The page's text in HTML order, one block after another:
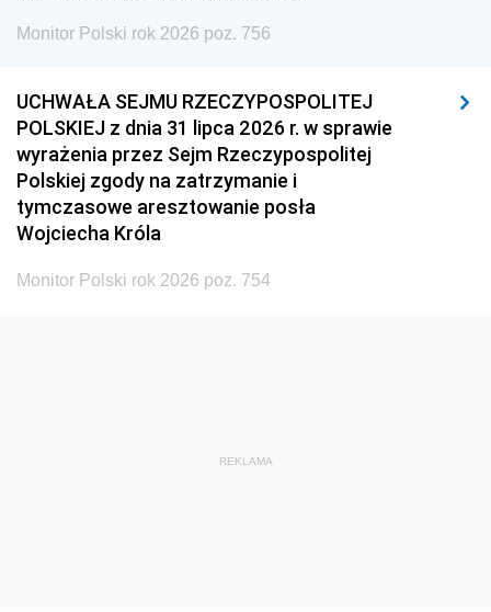
Monitor Polski rok 2026 poz. 756
UCHWAŁA SEJMU RZECZYPOSPOLITEJ
POLSKIEJ z dnia 31 lipca 2026 r. w sprawie
wyrażenia przez Sejm Rzeczypospolitej
Polskiej zgody na zatrzymanie i
tymczasowe aresztowanie posła
Wojciecha Króla
Monitor Polski rok 2026 poz. 754
REKLAMA